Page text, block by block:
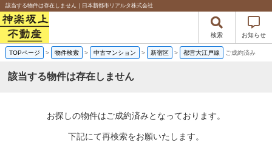
該当する物件は存在しません｜日本新都市リアルタ株式会社
検索 お知らせ
TOPページ > 物件検索 > 中古マンション > 新宿区 > 都営大江戸線 ご成約済み
該当する物件は存在しません
お探しの物件はご成約済みとなっております。
下記にて再検索をお願いたします。